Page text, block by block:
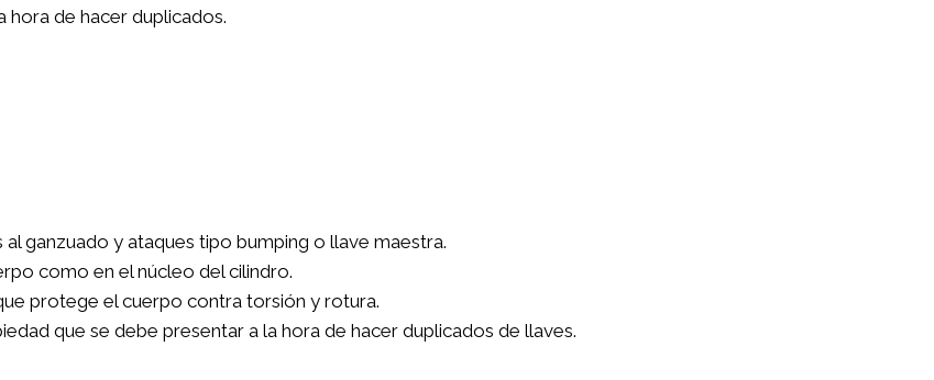
hora de hacer duplicados.
ganzuado y ataques tipo bumping o llave maestra.
como en el núcleo del cilindro.
protege el cuerpo contra torsión y rotura.
que se debe presentar a la hora de hacer duplicados de llaves.